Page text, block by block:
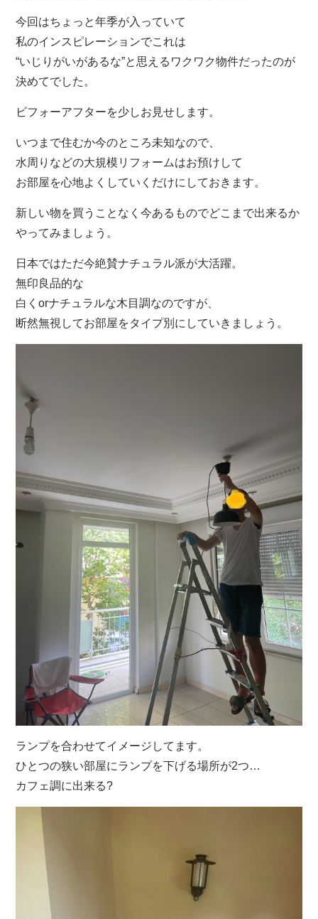
今回はちょっと年季が入っていて
私のインスピレーションでこれは
“いじりがいがあるな”と思えるワクワク物件だったのが
決めてでした。
ビフォーアフターを少しお見せします。
いつまで住むか今のところ未知なので、
水周りなどの大規模リフォームはお預けして
お部屋を心地よくしていくだけにしておきます。
新しい物を買うことなく今あるものでどこまで出来るか
やってみましょう。
日本ではただ今絶賛ナチュラル派が大活躍。
無印良品的な
白くorナチュラルな木目調なのですが、
断然無視してお部屋をタイプ別にしていきましょう。
ランプを合わせてイメージしてます。
ひとつの狭い部屋にランプを下げる場所が2つ…
カフェ調に出来る?